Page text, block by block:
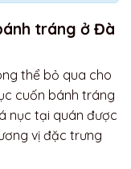
tráng ở Đà
thể bỏ qua cho
cuốn bánh tráng
nục tại quán được
vị đặc trưng